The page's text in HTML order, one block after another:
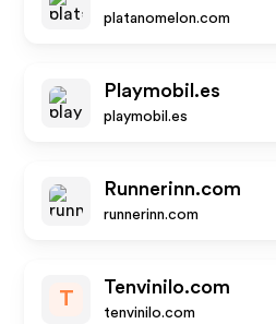
platanomelon.com
Playmobil.es
playmobil.es
Runnerinn.com
runnerinn.com
T
Tenvinilo.com
tenvinilo.com